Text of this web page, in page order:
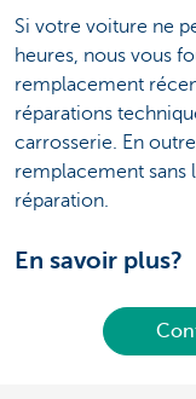
Si votre voiture ne
heures, nous vous
remplacement
réparations
carrosserie. En
remplacement sans
réparation.
En savoir plus?